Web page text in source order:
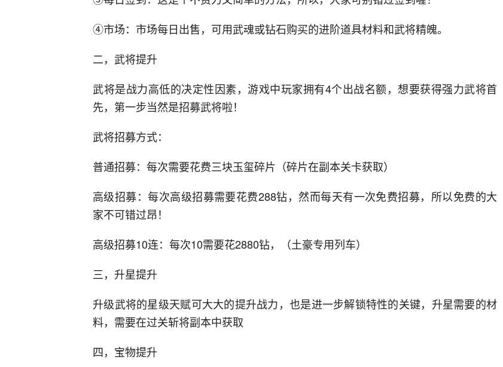
④市场：市场每日出售，可用武魂或钻石购买的进阶道具材料和武将精魄。
二，武将提升
武将是战力高低的决定性因素，游戏中玩家拥有4个出战名额，想要获得强力武将首
先，第一步当然是招募武将啦！
武将招募方式：
普通招募：每次需要花费三块玉玺碎片（碎片在副本关卡获取）
高级招募：每次高级招募需要花费288钻，然而每天有一次免费招募，所以免费的大
家不可错过昂！
高级招募10连：每次10需要花2880钻，（土豪专用列车）
三，升星提升
升级武将的星级天赋可大大的提升战力，也是进一步解锁特性的关键，升星需要的材
料，需要在过关斩将副本中获取
四，宝物提升